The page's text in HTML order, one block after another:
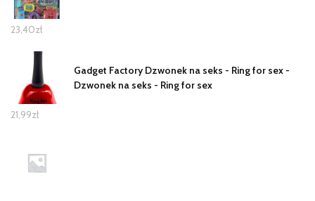
23,40zł
Gadget Factory Dzwonek na seks - Ring for sex -
Dzwonek na seks - Ring for sex
21,99zł